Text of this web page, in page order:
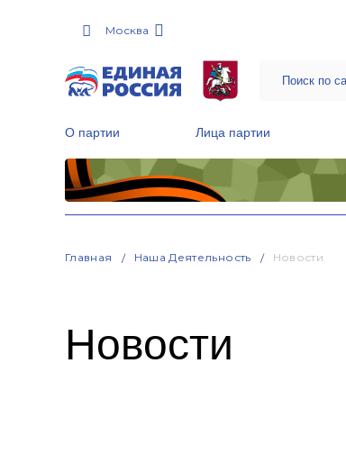
Москва
О партии Лица партии
Главная Наша Деятельность Новости
Новости